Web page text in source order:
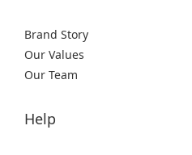
Brand Story
Our Values
Our Team
Help